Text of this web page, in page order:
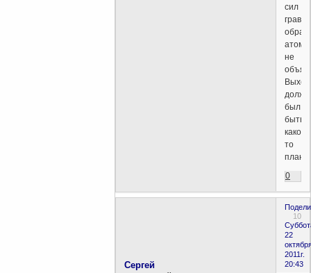
сил
атома
не
был
быть
какой-
то
план...
0
10
22
2011г.
20:43
Сергей